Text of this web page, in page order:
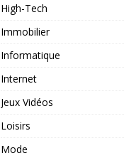
High-Tech
Immobilier
Informatique
Internet
Jeux Vidéos
Loisirs
Mode